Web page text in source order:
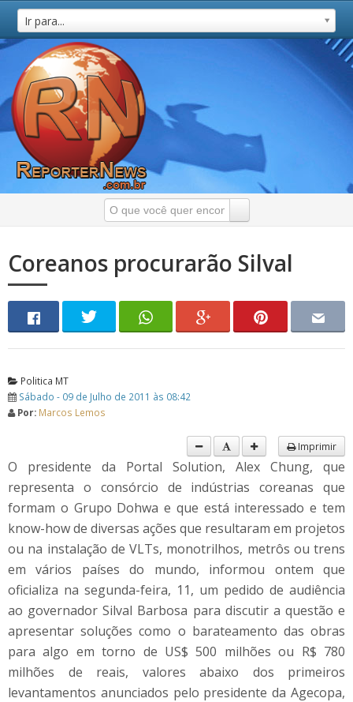
Ir para...
Coreanos procurarão Silval
Politica MT
Sábado - 09 de Julho de 2011 às 08:42
Por: Marcos Lemos
Imprimir
O presidente da Portal Solution, Alex Chung, que
representa o consórcio de indústrias coreanas que
formam o Grupo Dohwa e que está interessado e tem
know-how de diversas ações que resultaram em projetos
ou na instalação de VLTs, monotrilhos, metrôs ou trens
em vários países do mundo, informou ontem que
oficializa na segunda-feira, 11, um pedido de audiência
ao governador Silval Barbosa para discutir a questão e
apresentar soluções como o barateamento das obras
para algo em torno de US$ 500 milhões ou R$ 780
milhões de reais, valores abaixo dos primeiros
levantamentos anunciados pelo presidente da Agecopa,